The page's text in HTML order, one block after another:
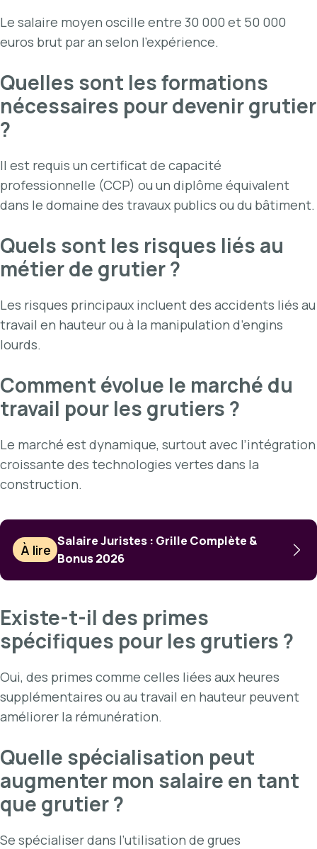
Le salaire moyen oscille entre 30 000 et 50 000
euros brut par an selon l’expérience.
Quelles sont les formations
nécessaires pour devenir grutier
?
Il est requis un certificat de capacité
professionnelle (CCP) ou un diplôme équivalent
dans le domaine des travaux publics ou du bâtiment.
Quels sont les risques liés au
métier de grutier ?
Les risques principaux incluent des accidents liés au
travail en hauteur ou à la manipulation d’engins
lourds.
Comment évolue le marché du
travail pour les grutiers ?
Le marché est dynamique, surtout avec l’intégration
croissante des technologies vertes dans la
construction.
À lire
Salaire Juristes : Grille Complète &
Bonus 2026
Existe-t-il des primes
spécifiques pour les grutiers ?
Oui, des primes comme celles liées aux heures
supplémentaires ou au travail en hauteur peuvent
améliorer la rémunération.
Quelle spécialisation peut
augmenter mon salaire en tant
que grutier ?
Se spécialiser dans l’utilisation de grues